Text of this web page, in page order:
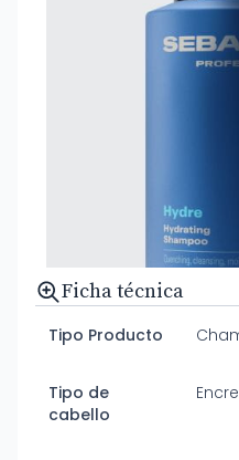
Ficha técnica
Tipo Producto
Tipo de
cabello